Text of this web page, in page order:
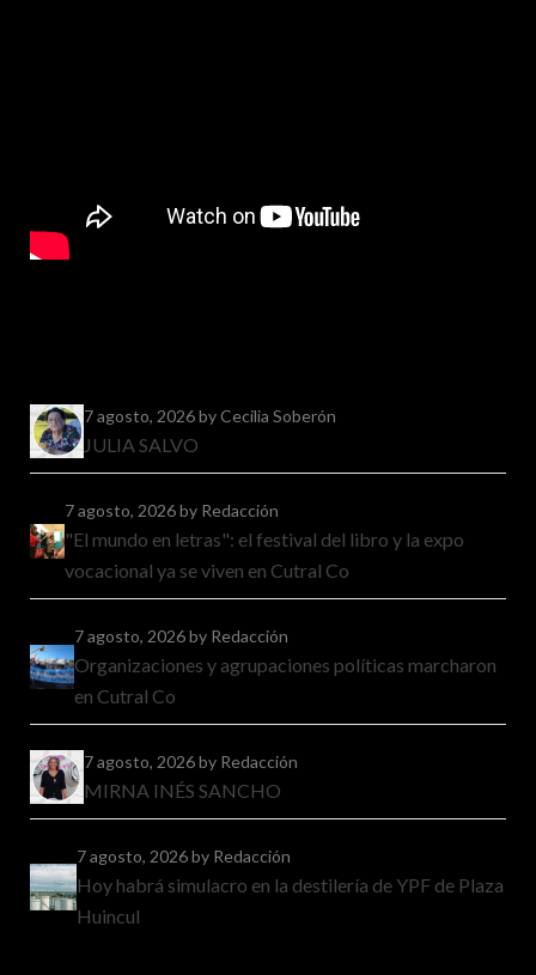
7 agosto, 2026by Cecilia Soberón
JULIA SALVO
7 agosto, 2026by Redacción
"El mundo en letras": el festival del libro y la expo
vocacional ya se viven en Cutral Co
7 agosto, 2026by Redacción
Organizaciones y agrupaciones políticas marcharon
en Cutral Co
7 agosto, 2026by Redacción
MIRNA INÉS SANCHO
7 agosto, 2026by Redacción
Hoy habrá simulacro en la destilería de YPF de Plaza
Huincul